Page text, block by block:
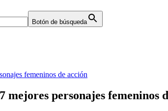
Botón de búsqueda
femeninos de acción
mejores personajes femeninos